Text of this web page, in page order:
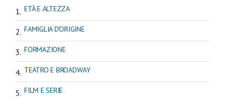
ETÀ E ALTEZZA
FAMIGLIA D'ORIGINE
FORMAZIONE
TEATRO E BROADWAY
FILM E SERIE